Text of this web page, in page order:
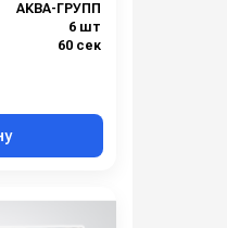
АКВА-ГРУПП
6 шт
60 сек